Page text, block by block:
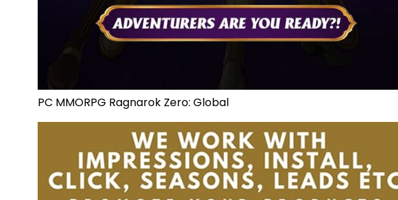
PC MMORPG Ragnarok Zero: Global